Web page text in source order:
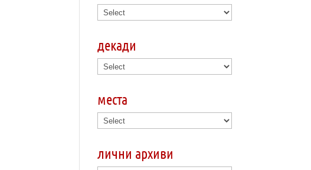
декади
места
лични архиви